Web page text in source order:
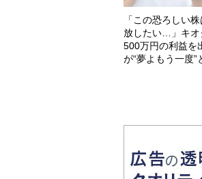
「この恐ろしい
放したい…」キオ
500万円の利益を
が“夢よもう一度”